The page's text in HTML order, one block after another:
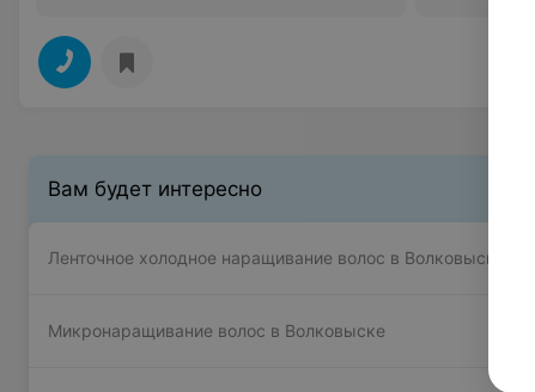
Вам будет интересно
Ленточное холодное наращивание волос в Волковыске
Микронаращивание волос в Волковыске